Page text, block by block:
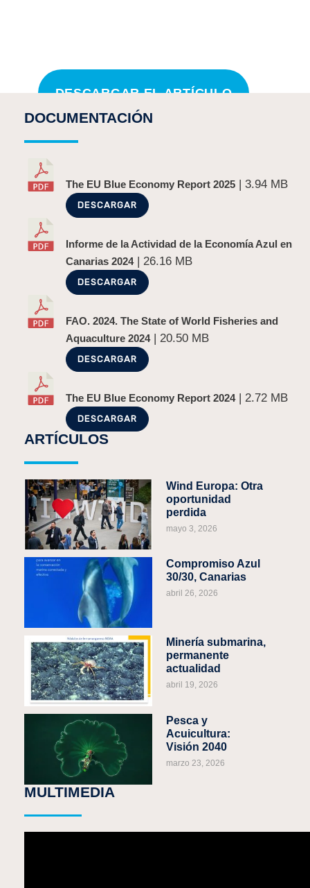
DESCARGAR EL ARTÍCULO
¡COMPARTE!
ANTERIOR
DOCUMENTACIÓN
The EU Blue Economy Report 2025 | 3.94 MB
DESCARGAR
Informe de la Actividad de la Economía Azul en
Canarias 2024| 26.16 MB
DESCARGAR
FAO. 2024. The State of World Fisheries and
Aquaculture 2024| 20.50 MB
DESCARGAR
The EU Blue Economy Report 2024| 2.72 MB
DESCARGAR
ARTÍCULOS
Wind Europa: Otra
oportunidad
perdida
mayo 3, 2026
Compromiso Azul
30/30, Canarias
abril 26, 2026
Minería submarina,
permanente
actualidad
abril 19, 2026
Pesca y
Acuicultura:
Visión 2040
marzo 23, 2026
MULTIMEDIA